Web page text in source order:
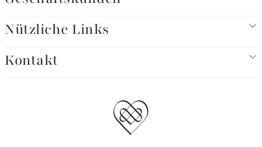
Nützliche Links
Kontakt